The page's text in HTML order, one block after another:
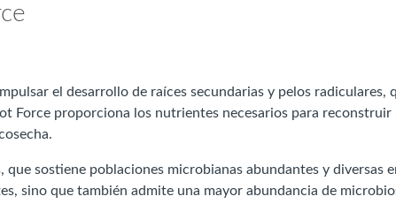
el desarrollo de raíces secundarias y pelos
Force proporciona los nutrientes necesarios para reconstruir
que sostiene poblaciones microbianas abundantes y
sino que también admite una mayor abundancia de